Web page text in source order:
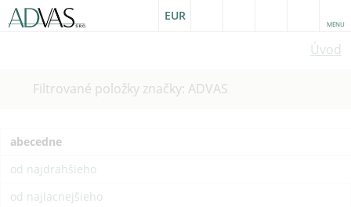
EUR
MENU
Úvod
Filtrované položky značky: ADVAS
abecedne
od najdrahšieho
od najlacnejšieho